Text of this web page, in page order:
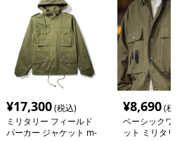
¥17,300(税込)
ミリタリー フィールド
パーカー ジャケット m-
¥8,690(税
ベーシックワ
ット ミリタリ